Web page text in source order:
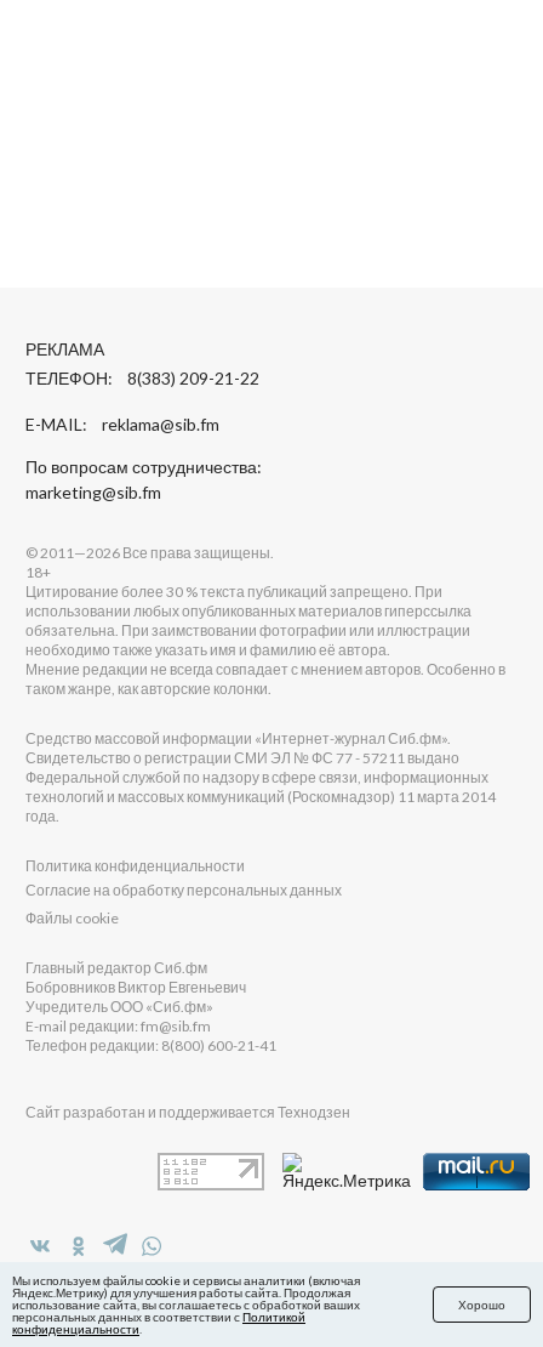
РЕКЛАМА
ТЕЛЕФОН: 8(383) 209-21-22
E-MAIL: reklama@sib.fm
По вопросам сотрудничества:
marketing@sib.fm
в Яндекс.Дзен
© 2011—2026 Все права защищены.
18+
Цитирование более 30 % текста публикаций запрещено. При
использовании любых опубликованных материалов гиперссылка
обязательна. При заимствовании фотографии или иллюстрации
необходимо также указать имя и фамилию её автора.
Мнение редакции не всегда совпадает с мнением авторов. Особенно в
таком жанре, как авторские колонки.
Средство массовой информации «Интернет-журнал Сиб.фм».
Свидетельство о регистрации СМИ ЭЛ № ФС 77 - 57211 выдано
Федеральной службой по надзору в сфере связи, информационных
технологий и массовых коммуникаций (Роскомнадзор) 11 марта 2014
года.
Политика конфиденциальности
Согласие на обработку персональных данных
Файлы cookie
Главный редактор Сиб.фм
Бобровников Виктор Евгеньевич
Учредитель ООО «Сиб.фм»
E-mail редакции: fm@sib.fm
Телефон редакции: 8(800) 600-21-41
Сайт разработан и поддерживается Технодзен
Мы используем файлы cookie и сервисы аналитики (включая
Яндекс.Метрику) для улучшения работы сайта. Продолжая
использование сайта, вы соглашаетесь с обработкой ваших
персональных данных в соответствии сПолитикой
конфиденциальности
Хорошо